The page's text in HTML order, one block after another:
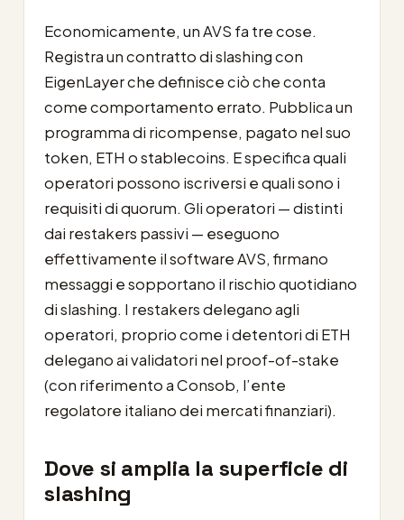
Economicamente, un AVS fa tre cose.
Registra un contratto di slashing con
EigenLayer che definisce ciò che conta
come comportamento errato. Pubblica un
programma di ricompense, pagato nel suo
token, ETH o stablecoins. E specifica quali
operatori possono iscriversi e quali sono i
requisiti di quorum. Gli operatori — distinti
dai restakers passivi — eseguono
effettivamente il software AVS, firmano
messaggi e sopportano il rischio quotidiano
di slashing. I restakers delegano agli
operatori, proprio come i detentori di ETH
delegano ai validatori nel proof-of-stake
(con riferimento a Consob, l’ente
regolatore italiano dei mercati finanziari).
Dove si amplia la superficie di
slashing